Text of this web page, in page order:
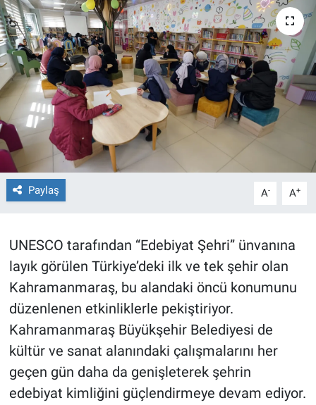
Paylaş A- A+
UNESCO tarafından “Edebiyat Şehri” ünvanına
layık görülen Türkiye’deki ilk ve tek şehir olan
Kahramanmaraş, bu alandaki öncü konumunu
düzenlenen etkinliklerle pekiştiriyor.
Kahramanmaraş Büyükşehir Belediyesi de
kültür ve sanat alanındaki çalışmalarını her
geçen gün daha da genişleterek şehrin
edebiyat kimliğini güçlendirmeye devam ediyor.
İlçeler
MAGAZİN
Bilim, Teknoloji
ASAYİŞ
ÇEVRE
HABERDE İNSAN
BİLİM VE TEKNOLOJİ
Güvenlik
Bölge